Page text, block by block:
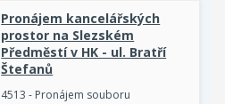
Pronájem kancelářských
prostor na Slezském
Předměstí v HK - ul. Bratří
Štefanů
4513 - Pronájem souboru